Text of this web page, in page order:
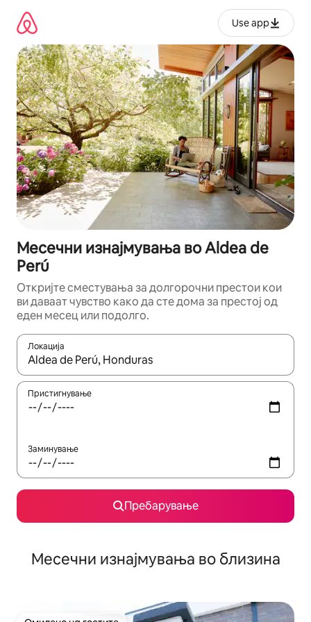
содржина
Use app
Месечни изнајмувања во Aldea de
Perú
Откријте сместувања за долгорочни престои кои
ви даваат чувство како да сте дома за престој од
еден месец или подолго.
Локација
Кога резултатите се достапни, движете се со копчињата
Пристигнување
Заминување
Пребарување
Месечни изнајмувања во близина